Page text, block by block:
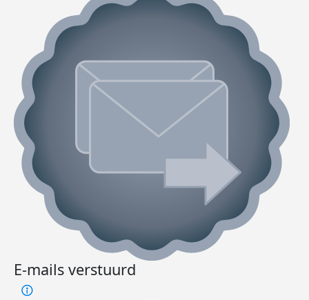
E-mails verstuurd